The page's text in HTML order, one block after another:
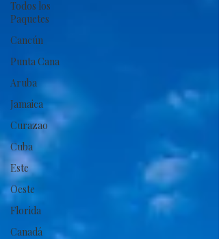
Todos los
Paquetes
Cancún
Punta Cana
Aruba
Jamaica
Curazao
Cuba
Este
Oeste
Florida
Canadá